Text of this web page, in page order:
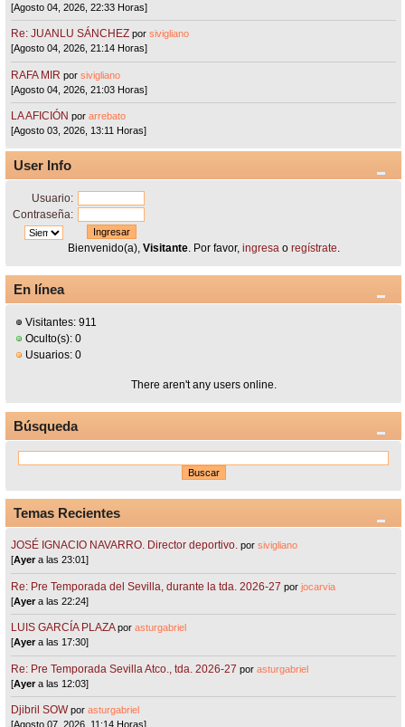
[Agosto 04, 2026, 22:33 Horas]
Re: JUANLU SÁNCHEZ porsivigliano
[Agosto 04, 2026, 21:14 Horas]
RAFA MIR porsivigliano
[Agosto 04, 2026, 21:03 Horas]
LA AFICIÓN porarrebato
[Agosto 03, 2026, 13:11 Horas]
User Info
Usuario:
Contraseña:
Bienvenido(a), Visitante. Por favor, ingresao regístrate.
En línea
Visitantes: 911
Oculto(s): 0
Usuarios: 0
There aren't any users online.
Búsqueda
Temas Recientes
JOSÉ IGNACIO NAVARRO. Director deportivo. porsivigliano
[Ayera las 23:01]
Re: Pre Temporada del Sevilla, durante la tda. 2026-27 porjocarvia
[Ayera las 22:24]
LUIS GARCÍA PLAZA porasturgabriel
[Ayera las 17:30]
Re: Pre Temporada Sevilla Atco., tda. 2026-27 porasturgabriel
[Ayera las 12:03]
Djibril SOW porasturgabriel
[Agosto 07, 2026, 11:14 Horas]